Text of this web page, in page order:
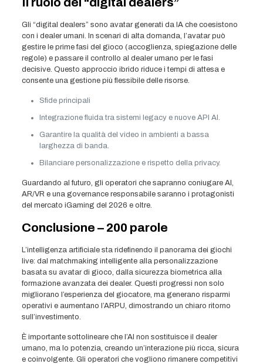
Gli “digital dealers” sono avatar generati da IA che coesistono
con i dealer umani. In scenari di alta domanda, l’avatar può
gestire le prime fasi del gioco (accoglienza, spiegazione delle
regole) e passare il controllo al dealer umano per le fasi
decisive. Questo approccio ibrido riduce i tempi di attesa e
consente una gestione più flessibile delle risorse.
Sfide principali
Integrazione fluida tra sistemi legacy e nuove API AI.
Garantire la qualità del video in ambienti a bassa
larghezza di banda.
Bilanciare personalizzazione e rispetto della privacy.
Guardando al futuro, gli operatori che sapranno coniugare AI,
AR/VR e una governance responsabile saranno i protagonisti
del mercato iGaming del 2026 e oltre.
Conclusione – 200 parole
L’intelligenza artificiale sta ridefinendo il panorama dei giochi
live: dal matchmaking intelligente alla personalizzazione
basata su avatar di gioco, dalla sicurezza biometrica alla
formazione avanzata dei dealer. Questi progressi non solo
migliorano l’esperienza del giocatore, ma generano risparmi
operativi e aumentano l’ARPU, dimostrando un chiaro ritorno
sull’investimento.
È importante sottolineare che l’AI non sostituisce il dealer
umano, ma lo potenzia, creando un’interazione più ricca, sicura
e coinvolgente. Gli operatori che vogliono rimanere competitivi